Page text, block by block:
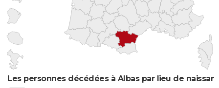
Les personnes décédées à Albas par lieu de